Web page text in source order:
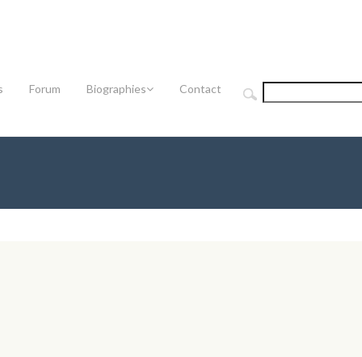
Forum Biographies Contact